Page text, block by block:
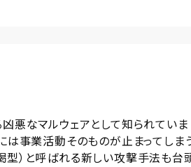
悪なマルウェアとして知られていま
は事業活動そのものが止まってしま
型）と呼ばれる新しい攻撃手法も台